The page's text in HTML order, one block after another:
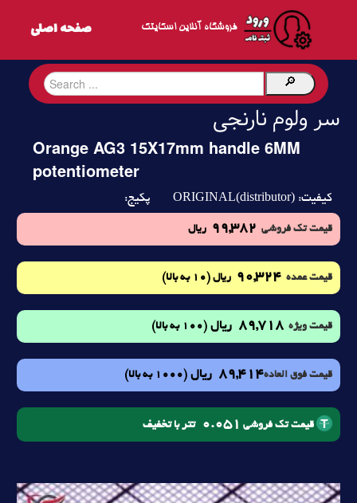
فروشگاه آنلاین اسکایتک
سر ولوم نارنجی
Orange AG3 15X17mm handle 6MM
potentiometer
کیفیت: ORIGINAL(distributor) پکیج:
قیمت تک فروشی 99,382 ریال
قیمت عمده 90,324 ریال (10 به بالا)
قیمت ویژه 89,718 ریال (100 به بالا)
قیمت فوق العاده89,414 ریال (1000 به بالا)
قیمت تک فروشی 0.051 تتر با تخفیف